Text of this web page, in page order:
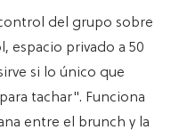
del grupo sobre
espacio privado a 50
si lo único que
tachar". Funciona
entre el brunch y la